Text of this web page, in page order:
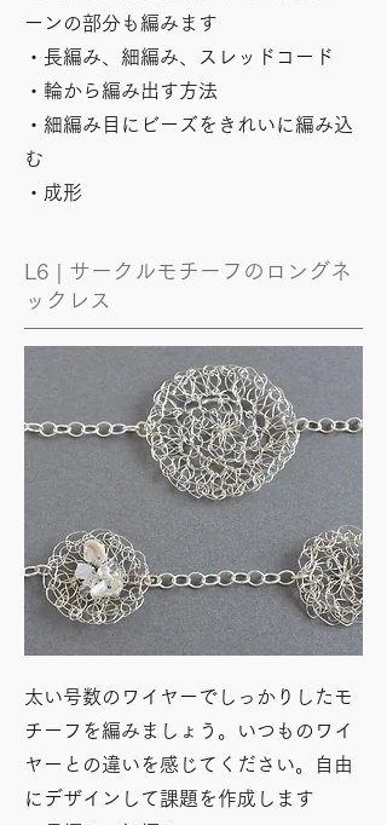
ーンの部分も編みます
​・長編み、細編み、スレッドコード
・輪から編み出す方法
・細編み目にビーズをきれいに編み込
む
・成形
L6 | サークルモチーフのロングネ
ックレス
太い号数のワイヤーでしっかりしたモ
チーフを編みましょう。いつものワイ
ヤーとの違いを感じてください。自由
にデザインして課題を作成します